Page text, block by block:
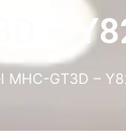
–
MHC-GT3D –